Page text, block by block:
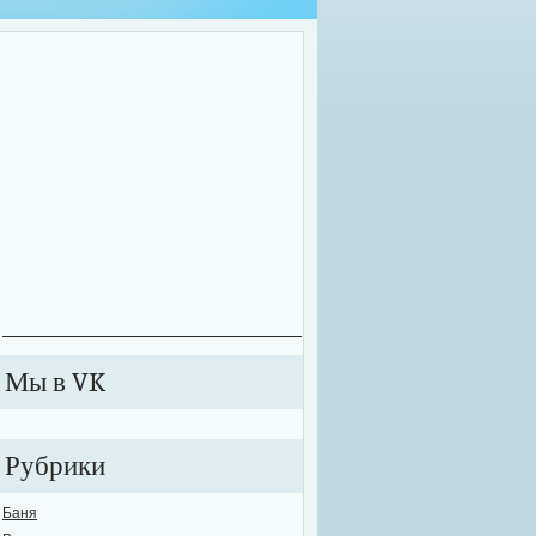
Мы в VK
Рубрики
Баня